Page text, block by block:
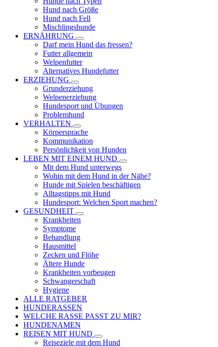
Hund nach Größe
Hund nach Fell
Mischlingshunde
ERNÄHRUNG
Darf mein Hund das fressen?
Futter allgemein
Welpenfutter
Alternatives Hundefutter
ERZIEHUNG
Grunderziehung
Welpenerziehung
Hundesport und Übungen
Problemhund
VERHALTEN
Körpersprache
Kommunikation
Persönlichkeit von Hunden
LEBEN MIT EINEM HUND
Mit dem Hund unterwegs
Wohin mit dem Hund in der Nähe?
Hunde mit Spielen beschäftigen
Alltagstipps mit Hund
Hundesport: Welchen Sport machen?
GESUNDHEIT
Krankheiten
Symptome
Behandlung
Hausmittel
Zecken und Flöhe
Ältere Hunde
Krankheiten vorbeugen
Schwangerschaft
Hygiene
ALLE RATGEBER
HUNDERASSEN
WELCHE RASSE PASST ZU MIR?
HUNDENAMEN
REISEN MIT HUND
Reiseziele mit dem Hund